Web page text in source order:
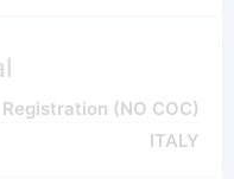
Registration (NO COC)
ITALY